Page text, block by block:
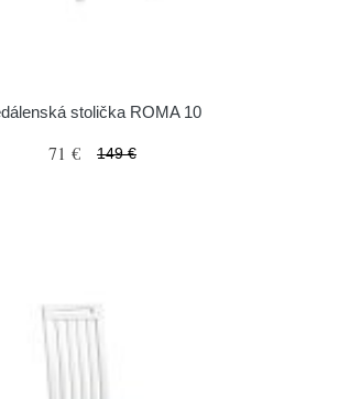
stolička ROMA 10
71 € 149 €